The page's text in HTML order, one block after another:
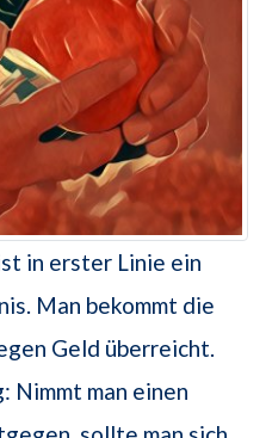
in erster Linie ein
Man bekommt die
Geld überreicht.
Nimmt man einen